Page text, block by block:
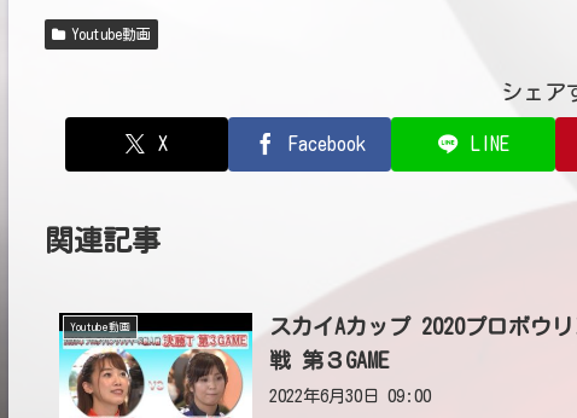
Youtube動画
シェア
X Facebook LINE
関連記事
Youtube動画
スカイAカップ 2020プロボウ
戦 第３GAME
2022年6月30日 09:00